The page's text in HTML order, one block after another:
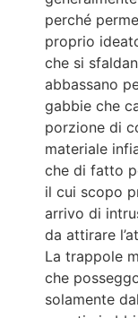
perché
proprio
che si
abbassano
gabbie che
porzione di
materiale
che di fatto
il cui scopo
arrivo di
da attirare
La trappole
che
solamente